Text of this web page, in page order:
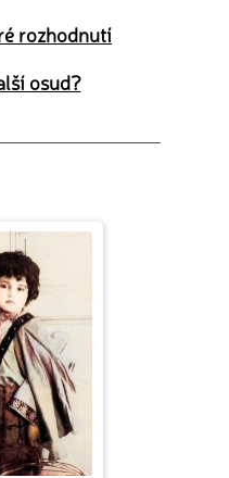
rozhodnutí
osud?